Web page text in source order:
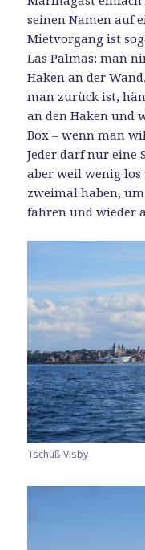
seinen Namen auf
Mietvorgang ist
Las Palmas: man
Haken an der
man zurück ist,
an den Haken und
Box – wenn man
Jeder darf nur eine
aber weil wenig
zweimal haben,
fahren und wieder
Tschüß Visby